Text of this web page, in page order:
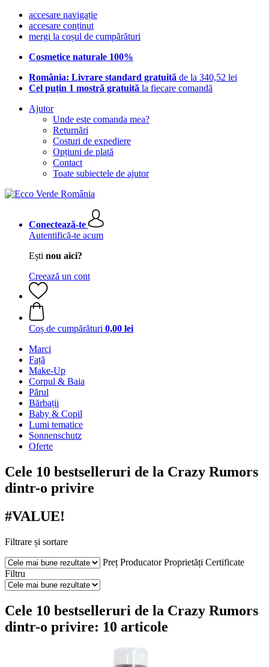
accesare navigație
accesare conținut
mergi la coșul de cumpărături
Cosmetice naturale 100%
România: Livrare standard gratuită de la 340,52 lei
Cel puțin 1 mostră gratuită la fiecare comandă
Ajutor
Unde este comanda mea?
Returnări
Costuri de expediere
Opțiuni de plată
Contact
Toate subiectele de ajutor
Conectează-te
Autentifică-te acum
Ești nou aici?
Creează un cont
Coș de cumpărături 0,00 lei
Marci
Față
Make-Up
Corpul & Baia
Părul
Bărbații
Baby & Copil
Lumi tematice
Sonnenschutz
Oferte
Cele 10 bestselleruri de la Crazy Rumors
dintr-o privire
#VALUE!
Filtrare și sortare
Preț Producator Proprietăți Certificate
Filtru
Cele 10 bestselleruri de la Crazy Rumors
dintr-o privire: 10 articole